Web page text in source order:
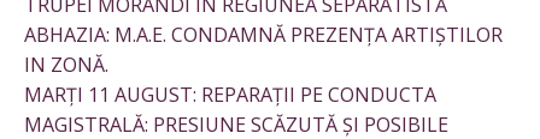
ABHAZIA: M.A.E. CONDAMNĂ PREZENȚA ARTIȘTILOR
IN ZONĂ.
MARȚI 11 AUGUST: REPARAȚII PE CONDUCTA
MAGISTRALĂ: PRESIUNE SCĂZUTĂ ȘI POSIBILE